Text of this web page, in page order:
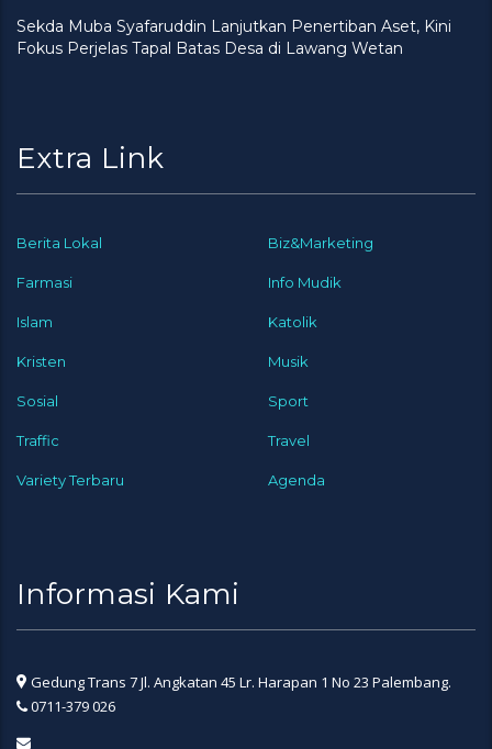
Sekda Muba Syafaruddin Lanjutkan Penertiban Aset, Kini
Fokus Perjelas Tapal Batas Desa di Lawang Wetan
Extra Link
Berita Lokal Biz&Marketing
Farmasi Info Mudik
Islam Katolik
Kristen Musik
Sosial Sport
Traffic Travel
Variety Terbaru Agenda
Informasi Kami
Gedung Trans 7 Jl. Angkatan 45 Lr. Harapan 1 No 23 Palembang.
0711-379 026